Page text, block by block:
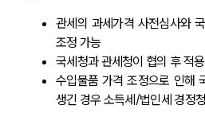
관세의 과세가격 사전심사와
조정 가능
국세청과 관세청이 협의 후 적용
수입물품 가격 조정으로 인해
생긴 경우 소득세/법인세 경정